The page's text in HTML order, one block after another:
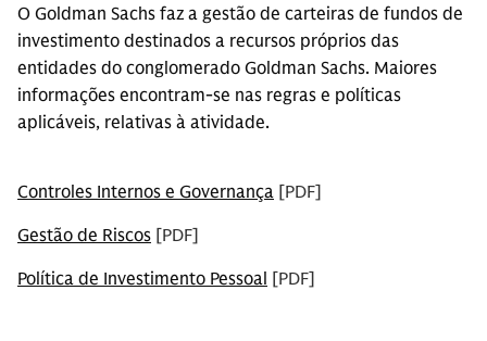
O Goldman Sachs faz a gestão de carteiras de fundos de
investimento destinados a recursos próprios das
entidades do conglomerado Goldman Sachs. Maiores
informações encontram-se nas regras e políticas
aplicáveis, relativas à atividade.
Controles Internos e Governança [PDF]
Gestão de Riscos [PDF]
Política de Investimento Pessoal [PDF]